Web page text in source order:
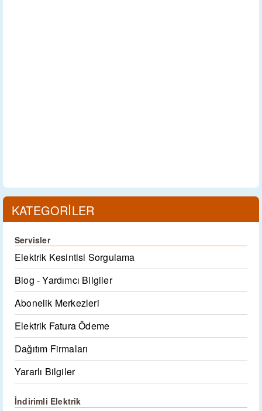
KATEGORİLER
Servisler
Elektrik Kesintisi Sorgulama
Blog - Yardımcı Bilgiler
Abonelik Merkezleri
Elektrik Fatura Ödeme
Dağıtım Firmaları
Yararlı Bilgiler
İndirimli Elektrik